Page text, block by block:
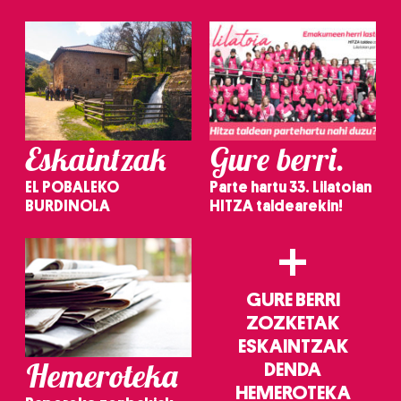
Eskaintzak
EL POBALEKO
BURDINOLA
Gure berri.
Parte hartu 33. Lilatoian
HITZA taldearekin!
Hemeroteka
+
GURE BERRI
ZOZKETAK
ESKAINTZAK
DENDA
HEMEROTEKA